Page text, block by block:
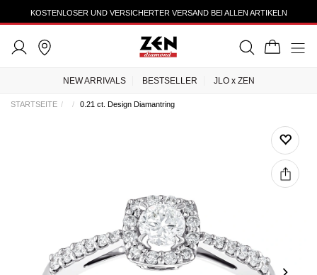
KOSTENLOSER UND VERSICHERTER VERSAND BEI ALLEN ARTIKELN
NEW ARRIVALS BESTSELLER JLO x ZEN
STARTSEITE 0.21 ct. Design Diamantring